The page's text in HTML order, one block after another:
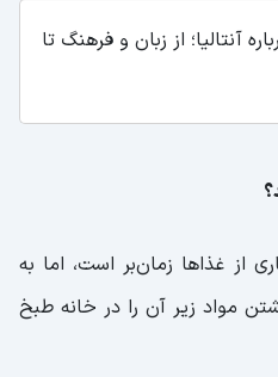
آنتالیا؛ از زبان و فرهنگ تا
از غذاها زمان‌بر است، اما به
مواد زیر آن را در خانه طبخ